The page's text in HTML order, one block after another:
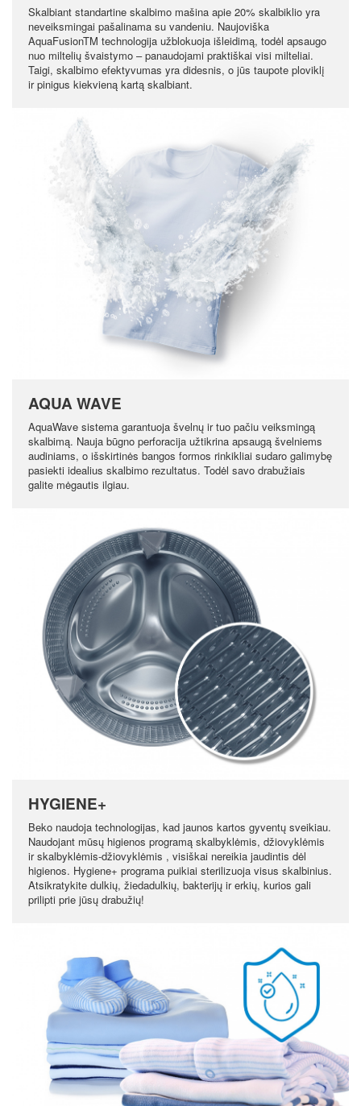
Skalbiant standartine skalbimo mašina apie 20% skalbiklio yra
neveiksmingai pašalinama su vandeniu. Naujoviška
AquaFusionTM technologija užblokuoja išleidimą, todėl apsaugo
nuo miltelių švaistymo – panaudojami praktiškai visi milteliai.
Taigi, skalbimo efektyvumas yra didesnis, o jūs taupote ploviklį
ir pinigus kiekvieną kartą skalbiant.
AQUA WAVE
AquaWave sistema garantuoja švelnų ir tuo pačiu veiksmingą
skalbimą. Nauja būgno perforacija užtikrina apsaugą švelniems
audiniams, o išskirtinės bangos formos rinkikliai sudaro galimybę
pasiekti idealius skalbimo rezultatus. Todėl savo drabužiais
galite mėgautis ilgiau.
HYGIENE+
Beko naudoja technologijas, kad jaunos kartos gyventų sveikiau.
Naudojant mūsų higienos programą skalbyklėmis, džiovyklėmis
ir skalbyklėmis-džiovyklėmis , visiškai nereikia jaudintis dėl
higienos. Hygiene+ programa puikiai sterilizuoja visus skalbinius.
Atsikratykite dulkių, žiedadulkių, bakterijų ir erkių, kurios gali
prilipti prie jūsų drabužių!